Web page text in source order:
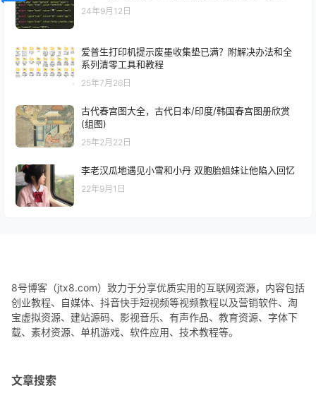
24年9月12日
爱普生打印机提示废墨收集垫已满？附解决办法和全
系列清零工具和教程
25年7月26日
古代春宫图大全，古代日本/印度/韩国春宫图册欣赏
(组图)
25年2月22日
李老汉瓜地遇见小雪和小丹 双胞胎姐妹让他陷入回忆
22年9月1日
8号博客（jtx8.com）致力于分享优质实用的互联网资源，内容包括
创业教程、自媒体、抖音快手短视频等视频教程以及营销软件、淘
宝虚拟资源、建站源码、影视音乐、有声作品、教育资源、字体下
载、素材资源、单机游戏、软件应用、技术教程等。
文章搜索